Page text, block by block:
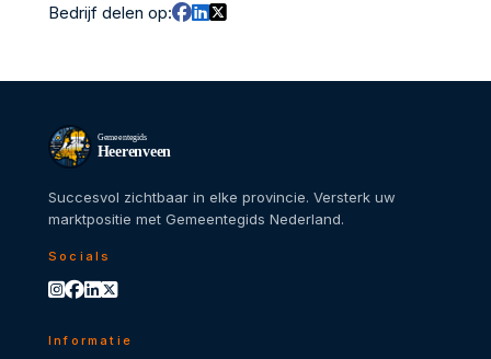
Bedrijf delen op:
Gemeentegids
Heerenveen
Succesvol zichtbaar in elke provincie. Versterk uw
marktpositie met Gemeentegids Nederland.
Socials
Informatie